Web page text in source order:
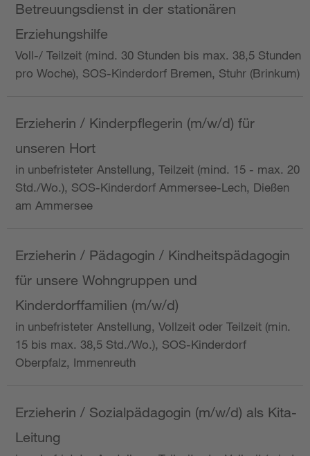
Betreuungsdienst in der stationären
Erziehungshilfe
Voll-/ Teilzeit (mind. 30 Stunden bis max. 38,5 Stunden
pro Woche), SOS-Kinderdorf Bremen, Stuhr (Brinkum)
Erzieherin / Kinderpflegerin (m/w/d) für
unseren Hort
in unbefristeter Anstellung, Teilzeit (mind. 15 - max. 20
Std./Wo.), SOS-Kinderdorf Ammersee-Lech, Dießen
am Ammersee
Erzieherin / Pädagogin / Kindheitspädagogin
für unsere Wohngruppen und
Kinderdorffamilien (m/w/d)
in unbefristeter Anstellung, Vollzeit oder Teilzeit (min.
15 bis max. 38,5 Std./Wo.), SOS-Kinderdorf
Oberpfalz, Immenreuth
Erzieherin / Sozialpädagogin (m/w/d) als Kita-
Leitung